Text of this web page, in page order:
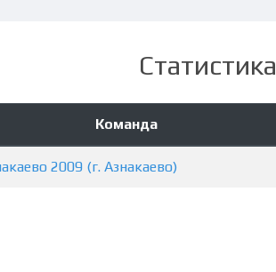
Статистика
Команда
2009 (г. Азнакаево)